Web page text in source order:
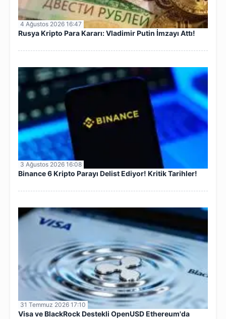
4 Ağustos 2026 16:47
Rusya Kripto Para Kararı: Vladimir Putin İmzayı Attı!
3 Ağustos 2026 16:08
Binance 6 Kripto Parayı Delist Ediyor! Kritik Tarihler!
31 Temmuz 2026 17:10
Visa ve BlackRock Destekli OpenUSD Ethereum'da